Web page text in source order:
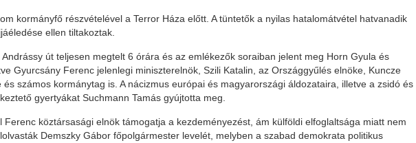
kormányfő részvételével a Terror Háza előtt. A tüntetők a nyilas hatalomátvétel hatvanadik
ellen tiltakoztak.
út teljesen megtelt 6 órára és az emlékezők soraiban jelent meg Horn Gyula és
Gyurcsány Ferenc jelenlegi miniszterelnök, Szili Katalin, az Országgyűlés elnöke, Kuncze
számos kormánytag is. A nácizmus európai és magyarországi áldozataira, illetve a zsidó és
gyertyákat Suchmann Tamás gyújtotta meg.
Ferenc köztársasági elnök támogatja a kezdeményezést, ám külföldi elfoglaltsága miatt nem
Demszky Gábor főpolgármester levelét, melyben a szabad demokrata politikus